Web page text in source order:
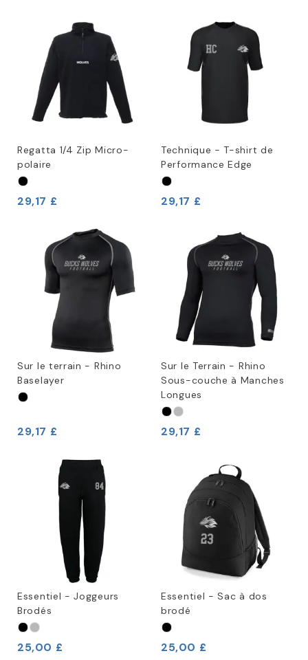
Regatta 1/4 Zip Micro-
polaire
29,17 £
Technique - T-shirt de
Performance Edge
29,17 £
Sur le terrain - Rhino
Baselayer
29,17 £
Sur le Terrain - Rhino
Sous-couche à Manches
Longues
29,17 £
Essentiel - Joggeurs
Brodés
25,00 £
Essentiel - Sac à dos
brodé
25,00 £